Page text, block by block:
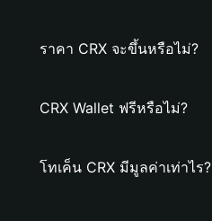
ราคา CRX จะขึ้นหรือไม่?
CRX Wallet ฟรีหรือไม่?
โทเค็น CRX มีมูลค่าเท่าไร?